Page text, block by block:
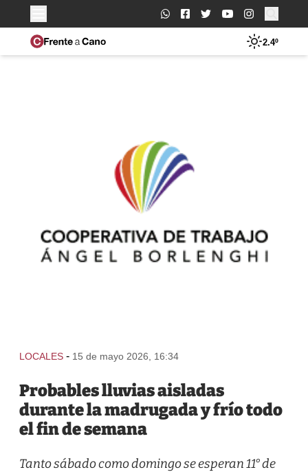
Buscar:
2.4º
LOCALES - 15 de mayo 2026, 16:34
Probables lluvias aisladas
durante la madrugada y frío todo
el fin de semana
Tanto sábado como domingo se esperan 11° de